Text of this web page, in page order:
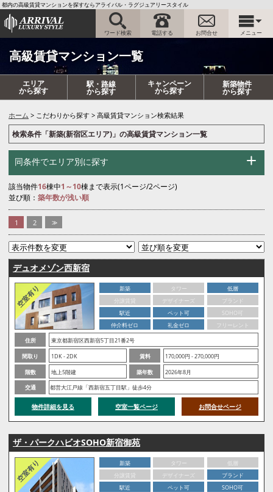
都内の高級賃貸マンションを探すならアライバル・ラグジュアリースタイル
ワード検索 電話する お問合せ メニュー
高級賃貸マンション一覧
エリア
から探す
駅・路線
から探す
キャンペーン
から探す
新築物件
から探す
ホーム こだわりから探す 高級賃貸マンション検索結果
検索条件「新築(新宿区エリア)」の高級賃貸マンション一覧
同条件でエリア別に探す
該当物件16棟中1～10棟まで表示(1ページ/2ページ)
並び順： 築年数が浅い順
1 2 >>
デュオメゾン西新宿
新築 タワー
低層
分譲賃貸
デザイナーズ
ブランド
駅近
ペット可
SOHO可
仲介料ゼロ
礼金ゼロ
フリーレント
住所
東京都新宿区西新宿5丁目21番2号
間取り
1DK - 2DK 賃料
170,000円 - 270,000円
階数
地上5階建 築年数
2026年8月
交通
都営大江戸線「西新宿五丁目駅」徒歩4分
物件詳細を見る 空室一覧ページ お問合せページ
ザ・パークハビオSOHO新宿御苑
新築 タワー
低層
分譲賃貸
デザイナーズ
ブランド
駅近
ペット可
SOHO可